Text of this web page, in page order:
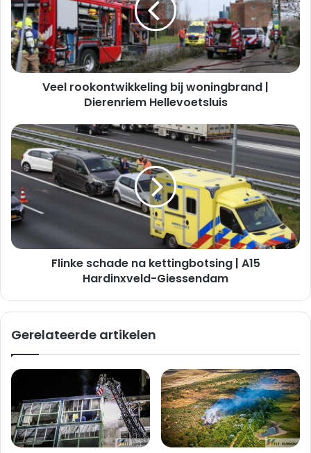
|
Dierenriem
Hellevoetsluis
Veel rookontwikkeling bij woningbrand |
Dierenriem Hellevoetsluis
Flinke
schade
na
kettingbotsing
|
A15
Hardinxveld-
Giessendam
Flinke schade na kettingbotsing | A15
Hardinxveld-Giessendam
Gerelateerde artikelen